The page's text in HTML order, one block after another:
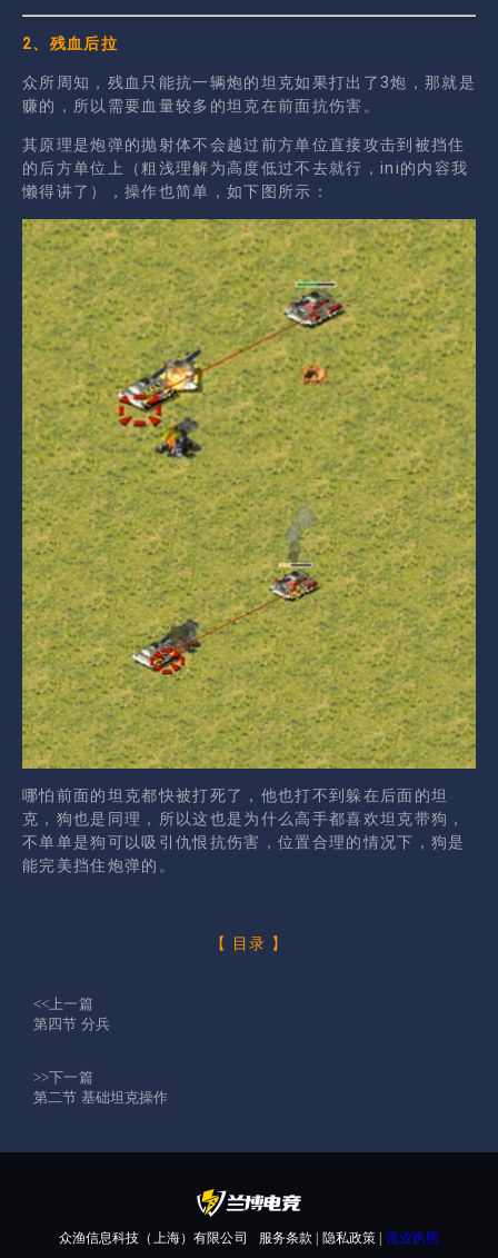
2、残血后拉
众所周知，残血只能抗一辆炮的坦克如果打出了3炮，那就是
赚的，所以需要血量较多的坦克在前面抗伤害。
其原理是炮弹的抛射体不会越过前方单位直接攻击到被挡住
的后方单位上（粗浅理解为高度低过不去就行，ini的内容我
懒得讲了），操作也简单，如下图所示：
哪怕前面的坦克都快被打死了，他也打不到躲在后面的坦
克，狗也是同理，所以这也是为什么高手都喜欢坦克带狗，
不单单是狗可以吸引仇恨抗伤害，位置合理的情况下，狗是
能完美挡住炮弹的。
【 目录 】
<<上一篇
第四节 分兵
>>下一篇
第二节 基础坦克操作
众渔信息科技（上海）有限公司 服务条款 | 隐私政策 | 营业执照